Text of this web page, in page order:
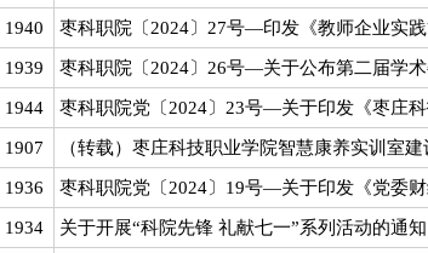
1940 枣科职院〔2024〕27号—印发《教师企业实
1939 枣科职院〔2024〕26号—关于公布第二届学
1944 枣科职院党〔2024〕23号—关于印发《枣庄科
1907 （转载）枣庄科技职业学院智慧康养实训室
1936 枣科职院党〔2024〕19号—关于印发《党委财
1934 关于开展“科院先锋 礼献七一”系列活动的通知